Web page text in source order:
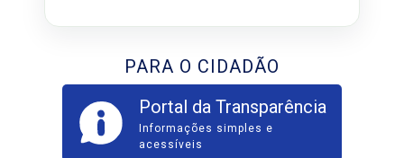
PARA O CIDADÃO
Portal da Transparência
Informações simples e
acessíveis